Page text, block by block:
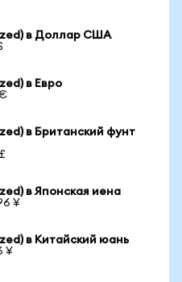
в Доллар США
в Евро
в Британский фунт
в Японская иена
¥
в Китайский юань
¥